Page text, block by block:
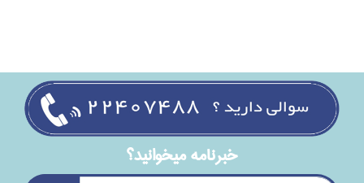
خبرنامه ميخوانيد؟